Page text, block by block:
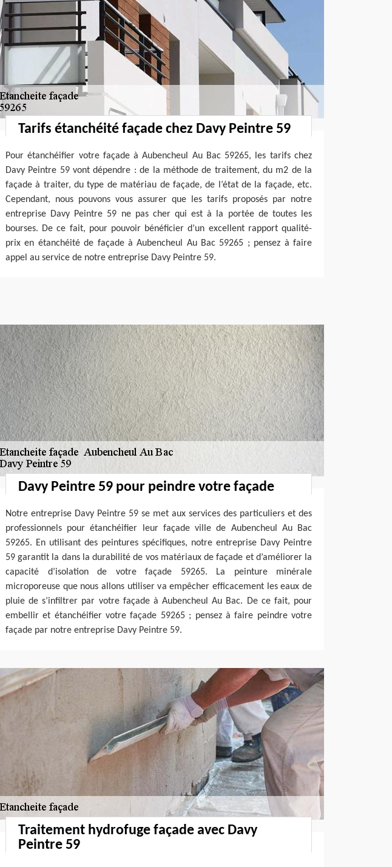
Tarifs étanchéité façade chez Davy Peintre 59
Pour étanchéifier votre façade à Aubencheul Au Bac 59265, les tarifs chez
Davy Peintre 59 vont dépendre : de la méthode de traitement, du m2 de la
façade à traiter, du type de matériau de façade, de l’état de la façade, etc.
Cependant, nous pouvons vous assurer que les tarifs proposés par notre
entreprise Davy Peintre 59 ne pas cher qui est à la portée de toutes les
bourses. De ce fait, pour pouvoir bénéficier d’un excellent rapport qualité-
prix en étanchéité de façade à Aubencheul Au Bac 59265 ; pensez à faire
appel au service de notre entreprise Davy Peintre 59.
Davy Peintre 59 pour peindre votre façade
Notre entreprise Davy Peintre 59 se met aux services des particuliers et des
professionnels pour étanchéifier leur façade ville de Aubencheul Au Bac
59265. En utilisant des peintures spécifiques, notre entreprise Davy Peintre
59 garantit la dans la durabilité de vos matériaux de façade et d’améliorer la
capacité d’isolation de votre façade 59265. La peinture minérale
microporeuse que nous allons utiliser va empêcher efficacement les eaux de
pluie de s’infiltrer par votre façade à Aubencheul Au Bac. De ce fait, pour
embellir et étanchéifier votre façade 59265 ; pensez à faire peindre votre
façade par notre entreprise Davy Peintre 59.
Traitement hydrofuge façade avec Davy
Peintre 59